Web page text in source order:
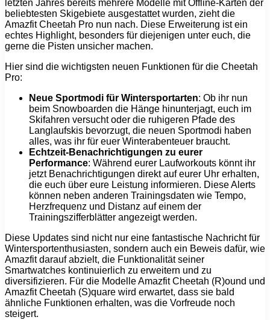
letzten Jahres bereits mehrere Modelle mit Offline-Karten der
beliebtesten Skigebiete ausgestattet wurden, zieht die
Amazfit Cheetah Pro nun nach. Diese Erweiterung ist ein
echtes Highlight, besonders für diejenigen unter euch, die
gerne die Pisten unsicher machen.
Hier sind die wichtigsten neuen Funktionen für die Cheetah
Pro:
Neue Sportmodi für Wintersportarten: Ob ihr nun
beim Snowboarden die Hänge hinunterjagt, euch im
Skifahren versucht oder die ruhigeren Pfade des
Langlaufskis bevorzugt, die neuen Sportmodi haben
alles, was ihr für euer Winterabenteuer braucht.
Echtzeit-Benachrichtigungen zu eurer
Performance: Während eurer Laufworkouts könnt ihr
jetzt Benachrichtigungen direkt auf eurer Uhr erhalten,
die euch über eure Leistung informieren. Diese Alerts
können neben anderen Trainingsdaten wie Tempo,
Herzfrequenz und Distanz auf einem der
Trainingszifferblätter angezeigt werden.
Diese Updates sind nicht nur eine fantastische Nachricht für
Wintersportenthusiasten, sondern auch ein Beweis dafür, wie
Amazfit darauf abzielt, die Funktionalität seiner
Smartwatches kontinuierlich zu erweitern und zu
diversifizieren. Für die Modelle Amazfit Cheetah (R)ound und
Amazfit Cheetah (S)quare wird erwartet, dass sie bald
ähnliche Funktionen erhalten, was die Vorfreude noch
steigert.